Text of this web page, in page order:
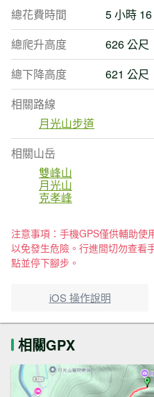
總花費時間
5 小時
總爬升高度
626 公尺
總下降高度
621 公尺
相關路線
月光山步道
相關山岳
雙峰山
月光山
克孝峰
注意事項：手機GPS僅供輔助使
以免發生危險。行進間切勿查看
點並停下腳步。
iOS 操作說明
相關GPX